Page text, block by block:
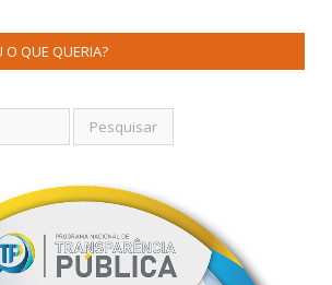
O QUE QUERIA?